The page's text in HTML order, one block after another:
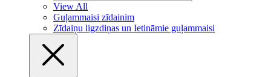
View All
Guļammaisi zīdainim
Zīdaiņu ligzdiņas un Ietināmie guļammaisi